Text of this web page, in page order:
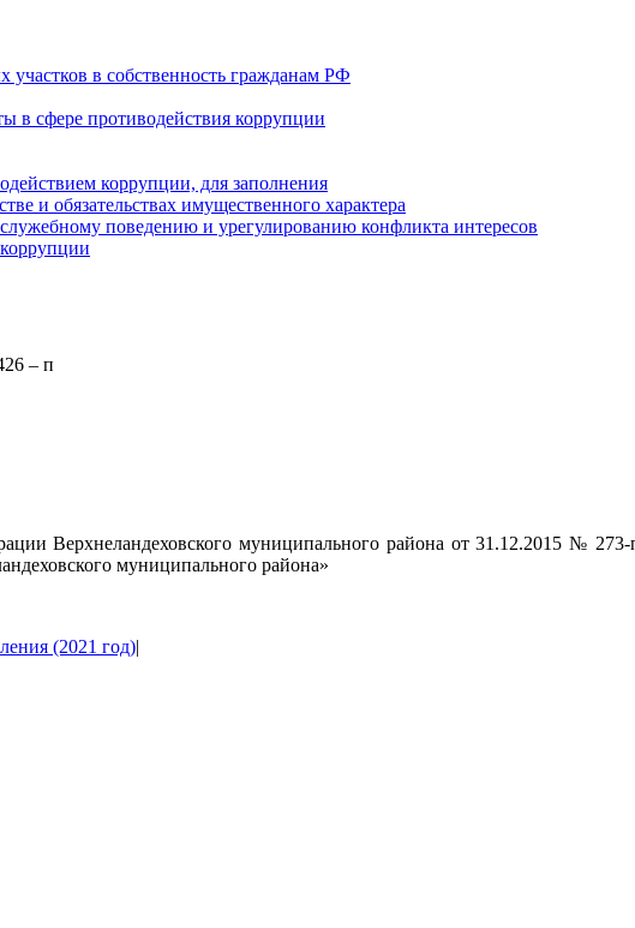
участков в собственность гражданам РФ
в сфере противодействия коррупции
коррупции, для заполнения
и обязательствах имущественного характера
поведению и урегулированию конфликта интересов
– п
Верхнеландеховского муниципального района от 31.12.2015 №
муниципального района»
(2021 год)|